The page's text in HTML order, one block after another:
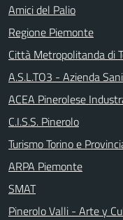
Amici del Palio
Regione Piemonte
Città Metropolitanda di
A.S.L.TO3 - Azienda
ACEA Pinerolese
C.I.S.S. Pinerolo
Turismo Torino e
ARPA Piemonte
SMAT
Pinerolo Valli - Arte y